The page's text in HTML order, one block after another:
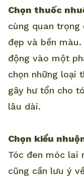
Chọn thuốc
cùng quan trọng
đẹp và bền
động vào một
chọn những loại
gây hư tổn cho
lâu dài.
Chọn kiểu
Tóc đen móc lai
cũng cần lưu ý